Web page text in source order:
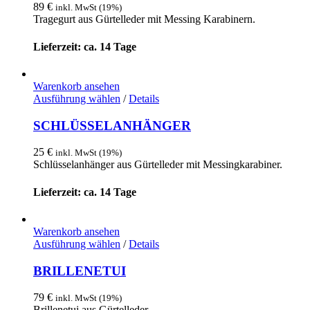
auf.
können
gewählt
89 € inkl. MwSt (19%)
Tragegurt aus Gürtelleder mit Messing Karabinern.
Lieferzeit: ca. 14 Tage
Warenkorb ansehen
Ausführung wählen Dieses
weist
mehrere
auf.
können
gewählt
/ Details
SCHLÜSSELANHÄNGER
25 € inkl. MwSt (19%)
Schlüsselanhänger aus Gürtelleder mit Messingkarabiner.
Lieferzeit: ca. 14 Tage
Warenkorb ansehen
Ausführung wählen Dieses
weist
mehrere
auf.
/ Details
BRILLENETUI
79 € inkl. MwSt (19%)